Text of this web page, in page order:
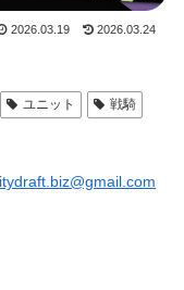
2026.03.19 2026.03.24
ユニット
戦騎